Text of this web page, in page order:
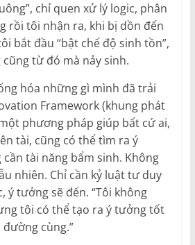
chỉ quen xử lý logic, phân
rồi tôi nhận ra, khi bị dồn đến
bắt đầu “bật chế độ sinh tồn”,
từ đó mà nảy sinh.
hóa những gì mình đã trải
Framework (khung phát
phương pháp giúp bất cứ ai,
tài, cũng có thể tìm ra ý
tài năng bẩm sinh. Không
nhiên. Chỉ cần kỷ luật tư duy
ý tưởng sẽ đến. “Tôi không
tôi có thể tạo ra ý tưởng tốt
cùng.”